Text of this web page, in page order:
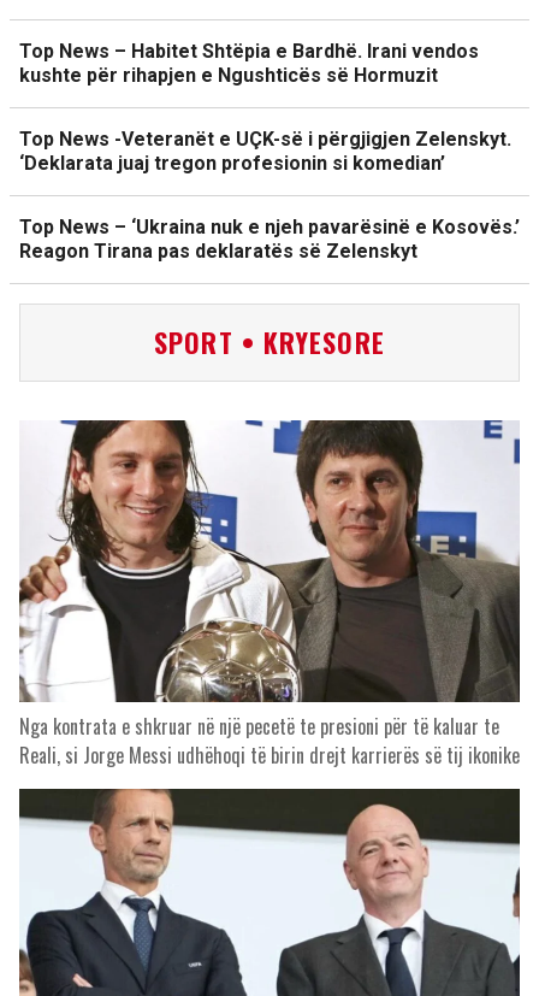
Top News – Habitet Shtëpia e Bardhë. Irani vendos
kushte për rihapjen e Ngushticës së Hormuzit
Top News -Veteranët e UÇK-së i përgjigjen Zelenskyt.
‘Deklarata juaj tregon profesionin si komedian’
Top News – ‘Ukraina nuk e njeh pavarësinë e Kosovës.’
Reagon Tirana pas deklaratës së Zelenskyt
SPORT • KRYESORE
Nga kontrata e shkruar në një pecetë te presioni për të kaluar te
Reali, si Jorge Messi udhëhoqi të birin drejt karrierës së tij ikonike